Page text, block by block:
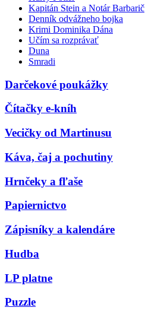
Kapitán Stein a Notár Barbarič
Denník odvážneho bojka
Krimi Dominika Dána
Učím sa rozprávať
Duna
Smradi
Darčekové poukážky
Čítačky e-kníh
Vecičky od Martinusu
Káva, čaj a pochutiny
Hrnčeky a fľaše
Papiernictvo
Zápisníky a kalendáre
Hudba
LP platne
Puzzle